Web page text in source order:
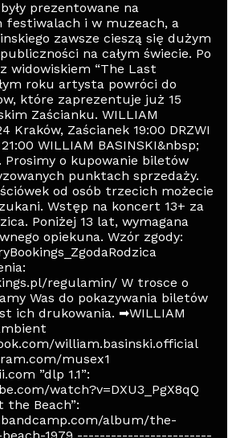
prezentowane na
festiwalach i w muzeach, a
zawsze cieszą się dużym
na całym świecie. Po
widowiskiem “The Last
roku artysta powróci do
które zaprezentuje już 15
Zaścianku. WILLIAM
Kraków, Zaścianek 19:00 DRZWI
WILLIAM BASINSKI&nbsp;
Prosimy o kupowanie biletów
punktach sprzedaży.
od osób trzecich możecie
Wstęp na koncert 13+ za
Poniżej 13 lat, wymagana
opiekuna. Wzór zgody:
regulamin/ W trosce o
Was do pokazywania biletów
ich drukowania. ➡WILLIAM
william.basinski.official
musex1
”dlp 1.1”:
watch?v=DXU3_PgX8qQ
the Beach”:
album/the-